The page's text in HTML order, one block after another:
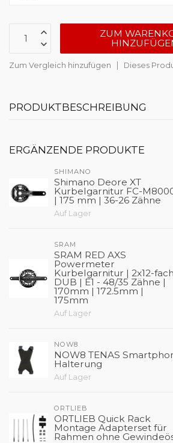
ZUM
Zum Vergleich hinzufügen Dieses
PRODUKTBESCHREIBUNG
ERGÄNZENDE PRODUKTE
SHIMANO
Shimano Deore XT
Kurbelgarnitur FC-
| 175 mm | 36-26 Zähne
Auf Lager
SRAM
SRAM RED AXS
Powermeter
Kurbelgarnitur | 2x12-
DUB | E1 - 48/35 Zähne |
170mm | 172.5mm |
175mm
Auf Lager
NOW8
NOW8 TENAS
Halterung
Auf Lager
ORTLIEB
ORTLIEB Quick Rack
Montage Adapterset für
Rahmen ohne